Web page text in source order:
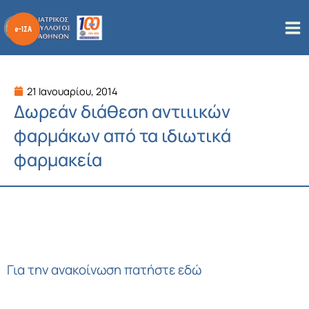
στο
περιεχόμενο
21 Ιανουαρίου, 2014
Δωρεάν διάθεση αντιιικών
φαρμάκων από τα ιδιωτικά
φαρμακεία
Για την ανακοίνωση πατήστε εδώ